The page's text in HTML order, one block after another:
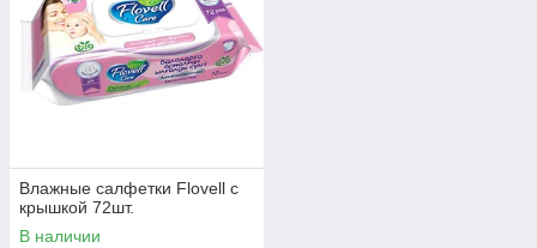
Влажные салфетки Flovell с
крышкой 72шт.
В наличии